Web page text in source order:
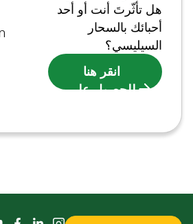
هل تأثّرتَ أنت أو أحد
أحبائك بالسحار
السيليسي؟
انقر هنا
للحصول على